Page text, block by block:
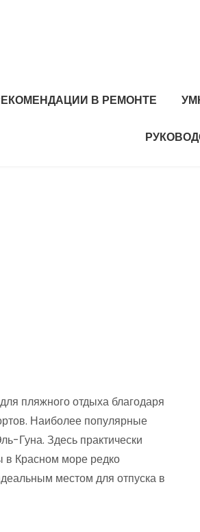
В РЕМОНТЕ
пляжного отдыха благодаря
Наиболее популярные
Гуна. Здесь практически
в Красном море редко
местом для отпуска в